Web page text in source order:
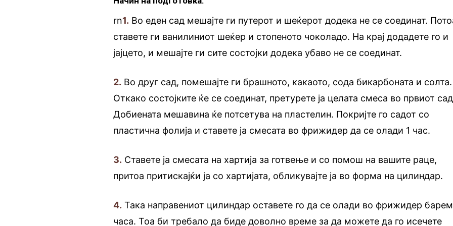
rn1. Во еден сад мешајте ги путерот и шеќерот додека не се соединат.
ставете ги ванилиниот шеќер и стопеното чоколадо. На крај додадете го и
јајцето, и мешајте ги сите состојки додека убаво не се соединат.
2. Во друг сад, помешајте ги брашното, какаото, сода бикарбоната и солта.
Откако состојките ќе се соединат, претурете ја целата смеса во првиот
Добиената мешавина ќе потсетува на пластелин. Покријте го садот со
пластична фолија и ставете ја смесата во фрижидер да се олади 1 час.
3. Ставете ја смесата на хартија за готвење и со помош на вашите раце,
притоа притискајќи ја со хартијата, обликувајте ја во форма на цилиндар.
4. Така направениот цилиндар оставете го да се олади во фрижидер
часа. Тоа би требало да биде доволно време за да можете да го исечете